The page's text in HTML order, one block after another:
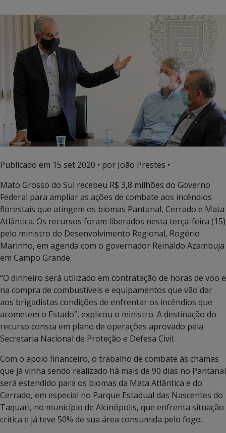
Publicado em 15 set 2020 • por João Prestes •
Mato Grosso do Sul recebeu R$ 3,8 milhões do Governo
Federal para ampliar as ações de combate aos incêndios
florestais que atingem os biomas Pantanal, Cerrado e Mata
Atlântica. Os recursos foram liberados nesta terça-feira (15)
pelo ministro do Desenvolvimento Regional, Rogério
Marinho, em agenda com o governador Reinaldo Azambuja
em Campo Grande.
“O dinheiro será utilizado em contratação de horas de voo e
na compra de combustíveis e equipamentos que vão dar
aos brigadistas condições de enfrentar os incêndios que
acometem o Estado”, explicou o ministro. A destinação do
recurso consta em plano de operações aprovado pela
Secretaria Nacional de Proteção e Defesa Civil.
Com o apoio financeiro, o trabalho de combate às chamas
que já vinha sendo realizado há mais de 90 dias no Pantanal
será estendido para os biomas da Mata Atlântica e do
Cerrado, em especial no Parque Estadual das Nascentes do
Taquari, no município de Alcinópolis, que enfrenta situação
crítica e já teve 50% de sua área consumida pelo fogo.